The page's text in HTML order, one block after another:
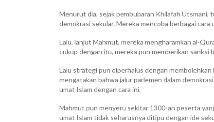
Menurut dia, sejak pembubaran Khilafah Utsmani,
demokrasi sekular. Mereka mencoba berbagai
Lalu, lanjut Mahmut, mereka mengharamkan al-
cukup dengan itu, mereka pun memberikan sanksi
Lalu strategi pun diperhalus dengan
mengatakan bahwa jalur parlemen dalam
umat Islam dengan cara ini.
Mahmut pun menyeru sekitar 1300-an peserta
umat Islam tidak seharusnya ditipu dengan ide